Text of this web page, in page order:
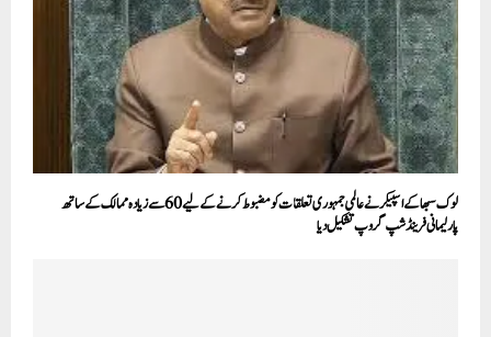
لوک سبھا کے اسپیکر نے عالمی جمہوری تعلقات کو مضبوط کرنے کے لیے 60 سے زیادہ ممالک کے ساتھ
پارلیمانی فرینڈشپ گروپ تشکیل دیا